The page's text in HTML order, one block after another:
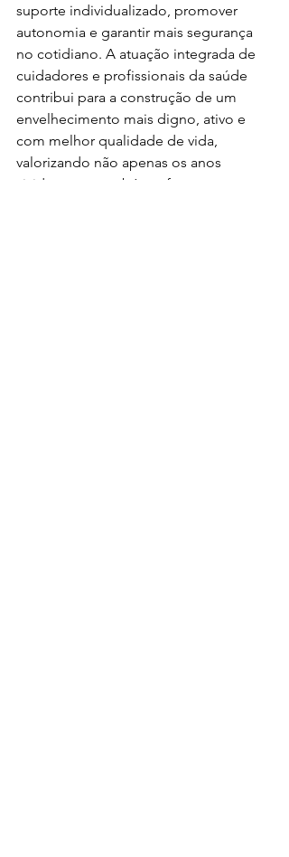
suporte individualizado, promover
autonomia e garantir mais segurança
no cotidiano. A atuação integrada de
cuidadores e profissionais da saúde
contribui para a construção de um
envelhecimento mais digno, ativo e
com melhor qualidade de vida,
valorizando não apenas os anos
vividos, mas também a forma como